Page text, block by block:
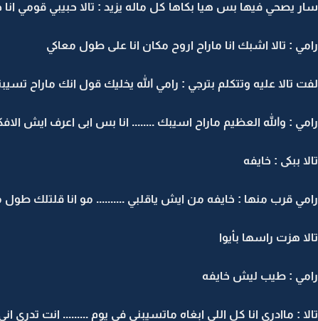
سار يصحي فيها بس هيا بكاها كل ماله يزيد : تالا حبيبي قومي
رامي : تالا اشبك انا ماراح اروح مكان انا على طول معاكي
لفت تالا عليه وتتكلم بترجي : رامي الله يخليك قول انك ماراح
رامي : والله العظيم ماراح اسيبك ........ انا بس ابى اعرف ايش
تالا ببكى : خايفه
رامي قرب منها : خايفه من ايش ياقلبي .......... مو انا قلتلك طول
تالا هزت راسها بأيوا
رامي : طيب ليش خايفه
تالا : ماادري انا كل اللي ابغاه ماتسيبني في يوم ......... انت